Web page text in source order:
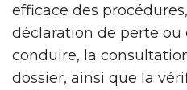
efficace des
déclaration de perte
conduire, la
dossier, ainsi que la